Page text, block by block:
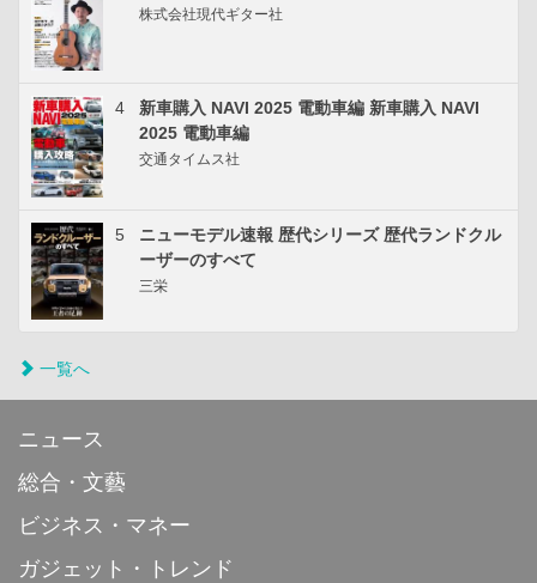
株式会社現代ギター社
4
新車購入 NAVI 2025 電動車編 新車購入 NAVI
2025 電動車編
交通タイムス社
5
ニューモデル速報 歴代シリーズ 歴代ランドクル
ーザーのすべて
三栄
一覧へ
ニュース
総合・文藝
ビジネス・マネー
ガジェット・トレンド